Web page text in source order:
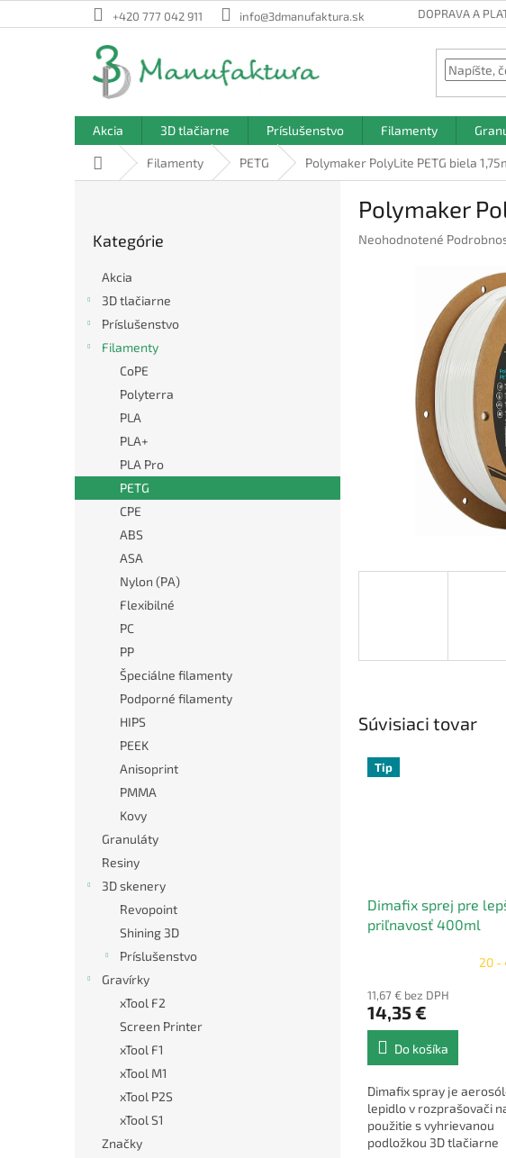
na
+420 777 042 911 info@3dmanufaktura.sk DOPRAVA A
Akcia 3D tlačiarne Príslušenstvo Filamenty
DomovFilamenty PETG Polymaker PolyLite PETG biela
kategórie
Kategórie
Akcia
3D tlačiarne
Príslušenstvo
Filamenty
CoPE
Polyterra
PLA
PLA+
PLA Pro
PETG
CPE
ABS
ASA
Nylon (PA)
Flexibilné
PC
PP
Špeciálne filamenty
Podporné filamenty
HIPS
PEEK
Anisoprint
PMMA
Kovy
Granuláty
Resiny
3D skenery
Revopoint
Shining 3D
Príslušenstvo
Gravírky
xTool F2
Screen Printer
xTool F1
xTool M1
xTool P2S
xTool S1
Značky
Polymaker
Priemerné
hviezdičiek.
Neohodnotené
Súvisiaci tovar
Tip
Dimafix sprej pre
priľnavosť 400ml
20 -
11,67 € bez DPH
14,35 €
Do košíka
Dimafix spray je
lepidlo v rozprašovači
použitie s vyhrievanou
podložkou 3D tlačiarne